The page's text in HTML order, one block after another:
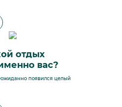
отдых
вас?
появился целый